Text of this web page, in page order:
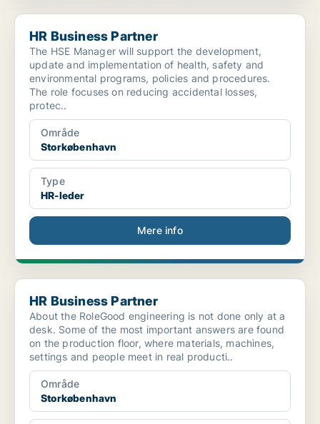
HR Business Partner
HR Business Partner
The HSE Manager will support the development,
update and implementation of health, safety and
environmental programs, policies and procedures.
The role focuses on reducing accidental losses,
protec..
Område
Storkøbenhavn
Type
HR-leder
Mere info
HR Business Partner
HR Business Partner
About the RoleGood engineering is not done only at a
desk. Some of the most important answers are found
on the production floor, where materials, machines,
settings and people meet in real producti..
Område
Storkøbenhavn